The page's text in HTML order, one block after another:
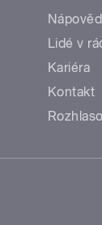
Lidé v
Kariéra
Kontakt